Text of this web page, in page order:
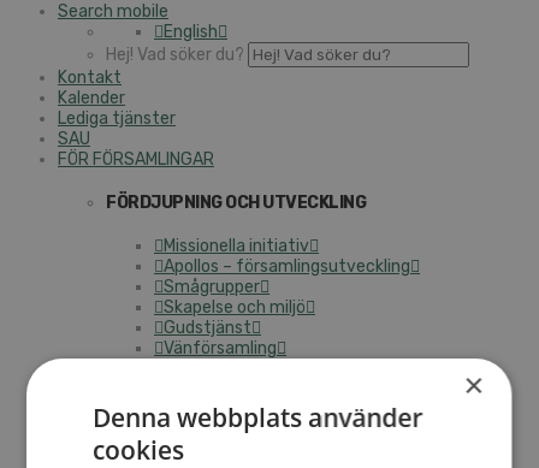
Search mobile
English
Hej! Vad söker du?
Kontakt
Kalender
Lediga tjänster
SAU
FÖR FÖRSAMLINGAR
FÖRDJUPNING OCH UTVECKLING
Missionella initiativ
Apollos – församlingsutveckling
Smågrupper
Skapelse och miljö
Gudstjänst
Vänförsamling
Missionsinspiratörens verktygslåda
PRAKTISKT
×
Denna webbplats använder
cookies